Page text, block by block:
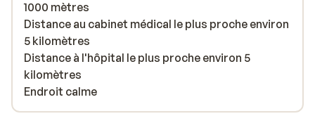
1000 mètres
Distance au cabinet médical le plus proche environ
5 kilomètres
Distance à l'hôpital le plus proche environ 5
kilomètres
Endroit calme